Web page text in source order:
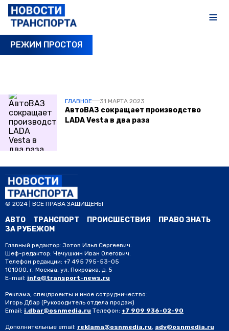
РЕЖИМ ПРОСТОЯ
ГЛАВНОЕ 31 МАРТА 2023
АвтоВАЗ сокращает производство
LADA Vesta в два раза
© 2024 | ВСЕ ПРАВА ЗАЩИЩЕНЫ
АВТО ТРАНСПОРТ ПРОИСШЕСТВИЯ
ПРАВО ЗНАТЬ
ЗА РУБЕЖОМ
Главный редактор: Зотов Илья Сергеевич.
Шеф-редактор: Чечушкин Иван Олегович.
Телефон редакции: +7 495 795-53-05
101000, г. Москва, ул. Покровка, д. 5
E-mail: info@transport-news.ru
Реклама, спецпроекты и иное сотрудничество:
Игорь Дбар (Руководитель отдела продаж)
Email: i.dbar@osnmedia.ru Телефон: +7 909 936-02-90
Дополнительные email: reklama@osnmedia.ru, adv@osnmedia.ru